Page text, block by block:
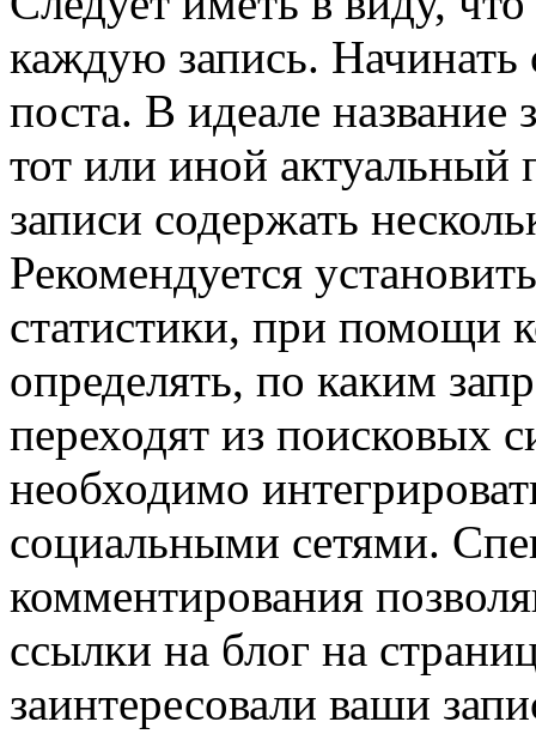
каждую запись. Начинать
поста. В идеале название
тот или иной актуальный
записи содержать
Рекомендуется
статистики, при помощи
определять, по каким
переходят из поисковых
необходимо
социальными сетями.
комментирования
ссылки на блог на
заинтересовали ваши